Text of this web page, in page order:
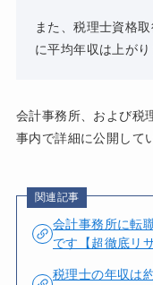
また、税理士資格
に平均年収は上がり
会計事務所、および税
事内で詳細に公開して
関連記事
会計事務所に転
です【超徹底リ
税理士の年収は